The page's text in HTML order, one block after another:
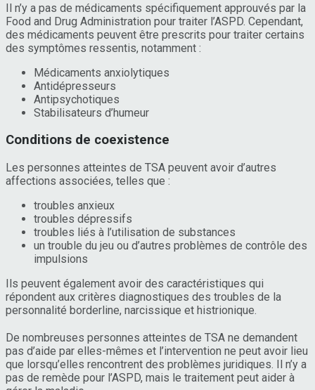
Il n’y a pas de médicaments spécifiquement approuvés par la
Food and Drug Administration pour traiter l’ASPD. Cependant,
des médicaments peuvent être prescrits pour traiter certains
des symptômes ressentis, notamment :
Médicaments anxiolytiques
Antidépresseurs
Antipsychotiques
Stabilisateurs d’humeur
Conditions de coexistence
Les personnes atteintes de TSA peuvent avoir d’autres
affections associées, telles que :
troubles anxieux
troubles dépressifs
troubles liés à l’utilisation de substances
un trouble du jeu ou d’autres problèmes de contrôle des
impulsions
Ils peuvent également avoir des caractéristiques qui
répondent aux critères diagnostiques des troubles de la
personnalité borderline, narcissique et histrionique.
De nombreuses personnes atteintes de TSA ne demandent
pas d’aide par elles-mêmes et l’intervention ne peut avoir lieu
que lorsqu’elles rencontrent des problèmes juridiques. Il n’y a
pas de remède pour l’ASPD, mais le traitement peut aider à